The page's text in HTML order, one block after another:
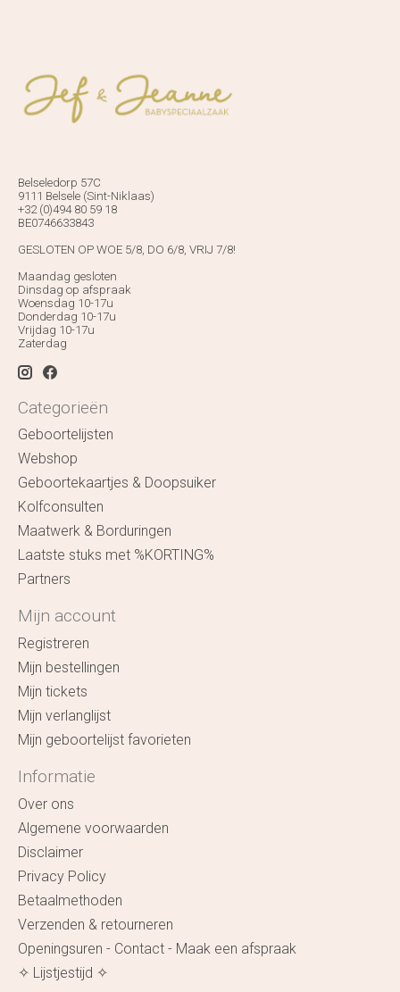
Belseledorp 57C
9111 Belsele (Sint-Niklaas)
+32 (0)494 80 59 18
BE0746633843
GESLOTEN OP WOE 5/8, DO 6/8, VRIJ 7/8!
Maandag gesloten
Dinsdag op afspraak
Woensdag 10-17u
Donderdag 10-17u
Vrijdag 10-17u
Zaterdag
Categorieën
Geboortelijsten
Webshop
Geboortekaartjes & Doopsuiker
Kolfconsulten
Maatwerk & Borduringen
Laatste stuks met %KORTING%
Partners
Mijn account
Registreren
Mijn bestellingen
Mijn tickets
Mijn verlanglijst
Mijn geboortelijst favorieten
Informatie
Over ons
Algemene voorwaarden
Disclaimer
Privacy Policy
Betaalmethoden
Verzenden & retourneren
Openingsuren - Contact - Maak een afspraak
✧ Lijstjestijd ✧